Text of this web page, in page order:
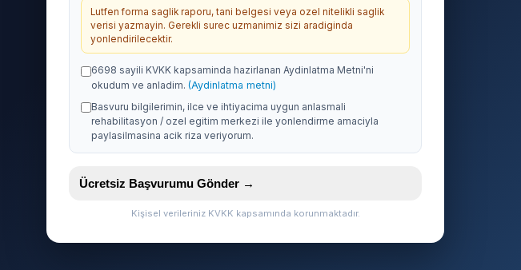
Lutfen forma saglik raporu, tani belgesi veya ozel nitelikli saglik
verisi yazmayin. Gerekli surec uzmanimiz sizi aradiginda
yonlendirilecektir.
6698 sayili KVKK kapsaminda hazirlanan Aydinlatma Metni'ni
okudum ve anladim. (Aydinlatma metni)
Basvuru bilgilerimin, ilce ve ihtiyacima uygun anlasmali
rehabilitasyon / ozel egitim merkezi ile yonlendirme amaciyla
paylasilmasina acik riza veriyorum.
Ücretsiz Başvurumu Gönder →
Kişisel verileriniz KVKK kapsamında korunmaktadır.